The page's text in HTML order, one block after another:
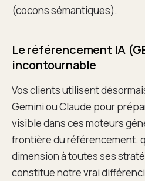
(cocons sémantiques).
Le référencement IA
incontournable
Vos clients utilisent
Gemini ou Claude pour
visible dans ces moteurs
frontière du référencement.
dimension à toutes ses
constitue notre vrai